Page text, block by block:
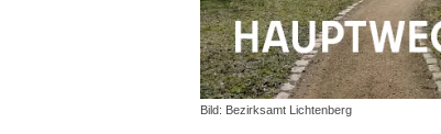
Bild: Bezirksamt Lichtenberg